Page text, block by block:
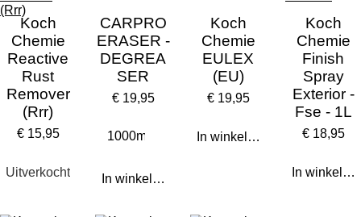
Koch
Chemie
Reactive
Rust
Remover
(Rrr)
€ 15,95
Uitverkocht
CARPRO
ERASER -
DEGREA
SER
€ 19,95
In winkelwagen
Koch
Chemie
EULEX
(EU)
€ 19,95
In winkelwagen
Koch
Chemie
Finish
Spray
Exterior -
Fse - 1L
€ 18,95
In